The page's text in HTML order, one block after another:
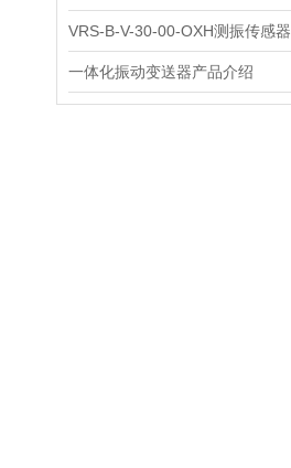
VRS-B-V-30-00-OXH测振传感器
一体化振动变送器产品介绍